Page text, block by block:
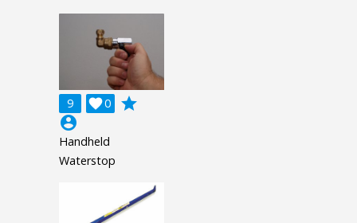
9 0

grade
account_circle
Handheld
Waterstop